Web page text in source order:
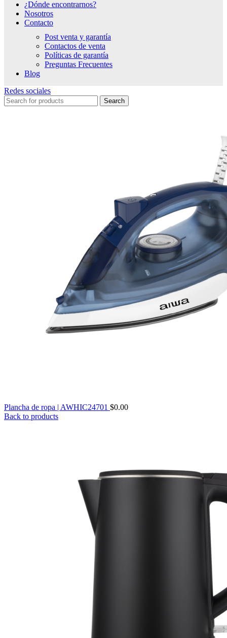
¿Dónde encontrarnos?
Nosotros
Contacto
Post venta y garantía
Contactos de venta
Políticas de garantía
Preguntas Frecuentes
Blog
Redes sociales
Search
Plancha de ropa | AWHIC24701 $0.00
Back to products